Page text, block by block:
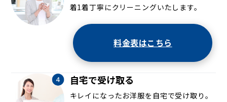
着1着丁寧にクリーニングいたします。
料金表はこちら
自宅で受け取る
キレイになったお洋服を自宅で受け取り。